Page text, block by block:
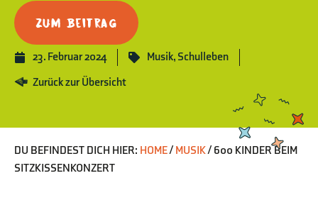
Zum Beitrag
23. Februar 2024 Musik, Schulleben
Zurück zur Übersicht
DU BEFINDEST DICH HIER: HOME/ MUSIK/ 600 KINDER BEIM
SITZKISSENKONZERT